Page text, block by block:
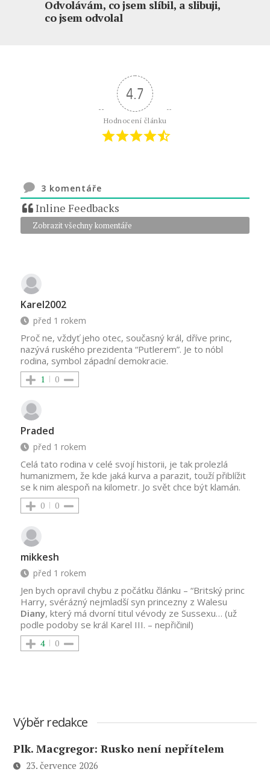
Odvolávám, co jsem slíbil, a slibuji,
co jsem odvolal
4.7
Hodnocení článku
3 komentáře
Inline Feedbacks
Zobrazit všechny komentáře
Karel2002
před 1 rokem
Proč ne, vždyť jeho otec, současný král, dříve princ,
nazývá ruského prezidenta “Putlerem”. Je to nóbl
rodina, symbol západní demokracie.
1 0
Praded
před 1 rokem
Celá tato rodina v celé svojí historii, je tak prolezlá
humanizmem, že kde jaká kurva a parazit, touží přiblížit
se k nim alespoň na kilometr. Jo svět chce být klamán.
0 0
mikkesh
před 1 rokem
Jen bych opravil chybu z počátku článku – “Britský princ
Harry, svérázný nejmladší syn princezny z Walesu
Diany, který má dvorní titul vévody ze Sussexu… (už
podle podoby se král Karel III. – nepřičinil)
4 0
Výběr redakce
Plk. Macgregor: Rusko není nepřítelem
23. července 2026